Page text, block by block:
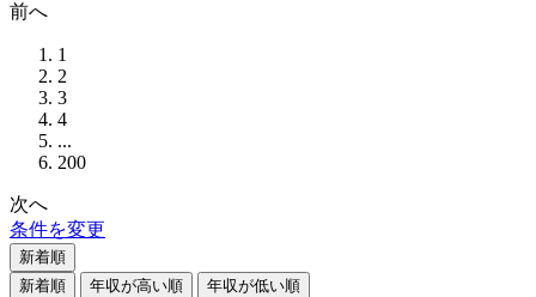
前へ
1
2
3
4
...
200
次へ
条件を変更
新着順
新着順
年収が高い順 年収が低い順